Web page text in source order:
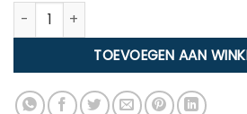
Kokido oppervlakte schepnet
TOEVOEGEN AAN